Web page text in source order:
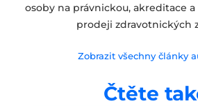
osoby na právnickou, akreditace
prodeji zdravotnických
Zobrazit všechny články
Čtěte